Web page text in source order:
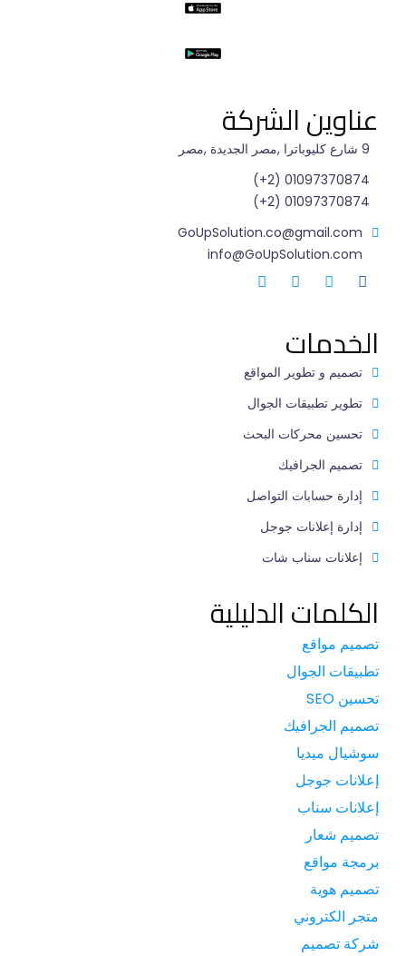
عناوين الشركة
9 شارع كليوباترا ,مصر الجديدة ,مصر
01097370874 (2+)
01097370874 (2+)
GoUpSolution.co@gmail.com
info@GoUpSolution.com
الخدمات
تصميم و تطوير المواقع
تطوير تطبيقات الجوال
تحسين محركات البحث
تصميم الجرافيك
إدارة حسابات التواصل
إدارة إعلانات جوجل
إعلانات سناب شات
الكلمات الدليلية
تصميم مواقع
تطبيقات الجوال
تحسين SEO
تصميم الجرافيك
سوشيال ميديا
إعلانات جوجل
إعلانات سناب
تصميم شعار
برمجة مواقع
تصميم هوية
متجر الكتروني
شركة تصميم